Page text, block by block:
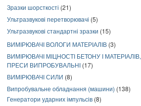
Зразки шорсткості (21)
Ультразвукові перетворювачі (5)
Ультразвукові стандартні зразки (15)
ВИМІРЮВАЧІ ВОЛОГИ МАТЕРІАЛІВ (3)
ВИМІРЮВАЧІ МІЦНОСТІ БЕТОНУ І МАТЕРІАЛІВ,
ПРЕСИ ВИПРОБУВАЛЬНІ (17)
ВИМІРЮВАЧІ СИЛИ (8)
Випробувальне обладнання (машини) (138)
Генератори ударних імпульсів (8)